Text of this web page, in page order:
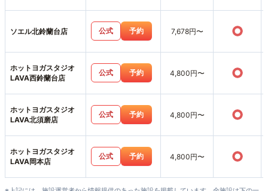
ソエル北鈴蘭台店 公式 予約 7,678円〜 ○
ホットヨガスタジオ
LAVA西鈴蘭台店
公式 予約 4,800円〜 ○
ホットヨガスタジオ
LAVA北須磨店
公式 予約 4,800円〜 ○
ホットヨガスタジオ
LAVA岡本店
公式 予約 4,800円〜 ○